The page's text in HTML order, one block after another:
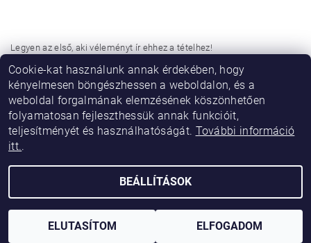
Legyen az első, aki véleményt ír ehhez a tételhez!
Hozzászólás hozzáadása
2026 © Vikibaby, minden jog fenntartva.
Shoptet készítette
Cookie-kat használunk annak érdekében, hogy
kényelmesen böngészhessen a weboldalon, és a
weboldal forgalmának elemzésének köszönhetően
folyamatosan fejleszthessük annak funkcióit,
teljesítményét és használhatóságát. További információ
itt..
BEÁLLÍTÁSOK
ELUTASÍTOM ELFOGADOM